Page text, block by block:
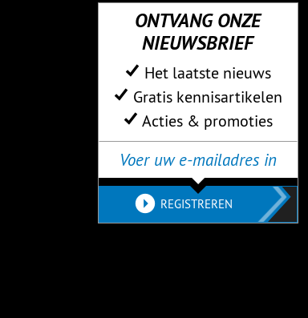
ONTVANG ONZE
NIEUWSBRIEF
Het laatste nieuws
Gratis kennisartikelen
Acties & promoties
REGISTREREN